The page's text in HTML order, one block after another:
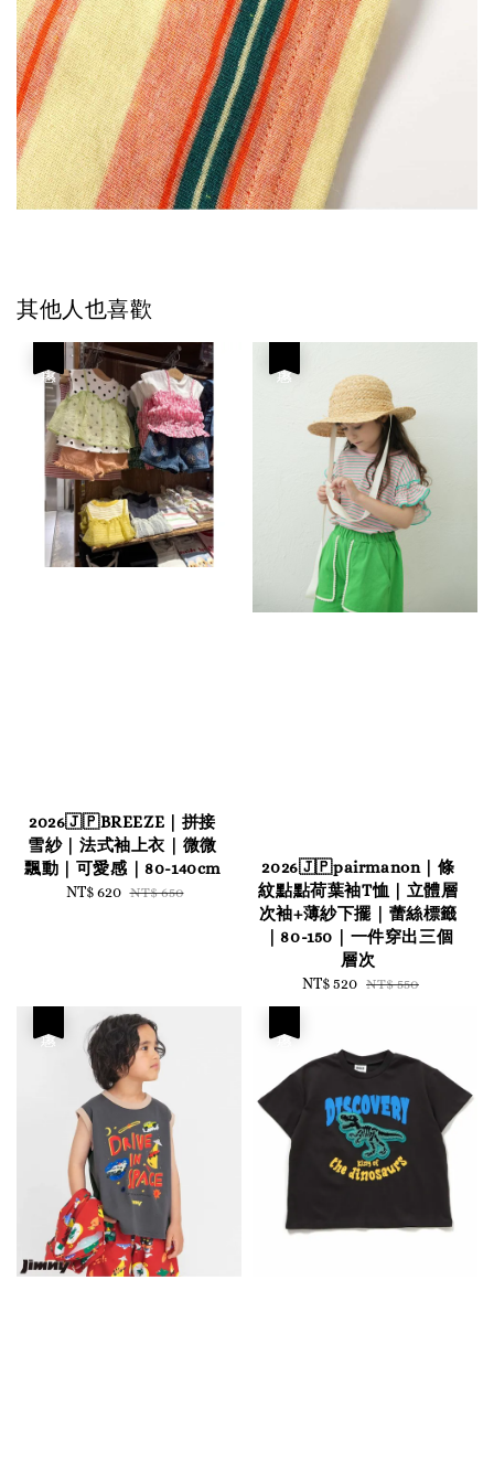
其他人也喜歡
2026🇯🇵BREEZE｜拼接
雪紗｜法式袖上衣｜微微
飄動｜可愛感｜80-140cm
Sale
NT$ 620 Regular
NT$ 650
2026🇯🇵pairmanon｜條
紋點點荷葉袖T恤｜立體層
次袖+薄紗下擺｜蕾絲標籤
｜80-150｜一件穿出三個
層次
Sale
NT$ 520 Regular
NT$ 550